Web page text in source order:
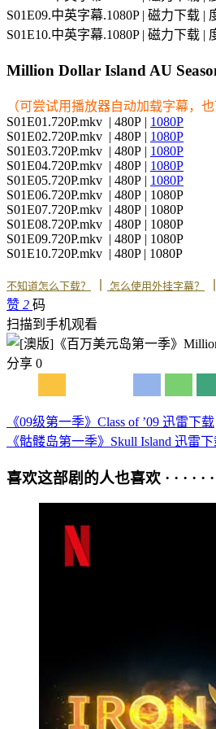
S01E09.中英字幕.1080P | 磁力下载 |
S01E10.中英字幕.1080P | 磁力下载 |
Million Dollar Island AU
（可尝试用播放器自动加载字幕，
S01E01.720P.mkv | 480P | 1080P
S01E02.720P.mkv | 480P | 1080P
S01E03.720P.mkv | 480P | 1080P
S01E04.720P.mkv | 480P | 1080P
S01E05.720P.mkv | 480P | 1080P
S01E06.720P.mkv | 480P | 1080P
S01E07.720P.mkv | 480P | 1080P
S01E08.720P.mkv | 480P | 1080P
S01E09.720P.mkv | 480P | 1080P
S01E10.720P.mkv | 480P | 1080P
不知道怎么下载？ 怎么使用外挂字幕？
赞 2 码
扫描到手机观看
分享 0
《09级第一季》Class of ’09 迅雷下载
《骷髅岛第一季》Skull Island 迅雷
喜欢这部剧的人也喜欢 · · · · · ·